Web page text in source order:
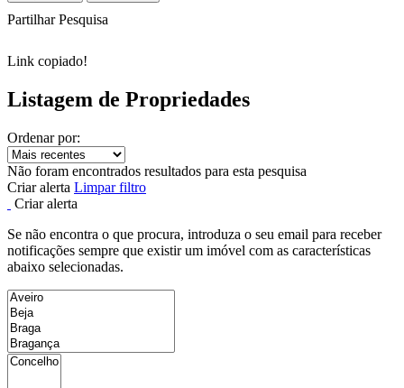
Partilhar Pesquisa
Link copiado!
Listagem de Propriedades
Ordenar por:
Não foram encontrados resultados para esta pesquisa
Criar alerta Limpar filtro
Criar alerta
Se não encontra o que procura, introduza o seu email para receber
notificações sempre que existir um imóvel com as características
abaixo selecionadas.